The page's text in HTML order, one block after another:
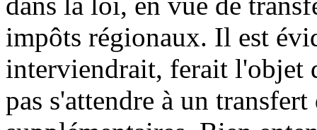
impôts régionaux. Il est
interviendrait, ferait l'objet
pas s'attendre à un